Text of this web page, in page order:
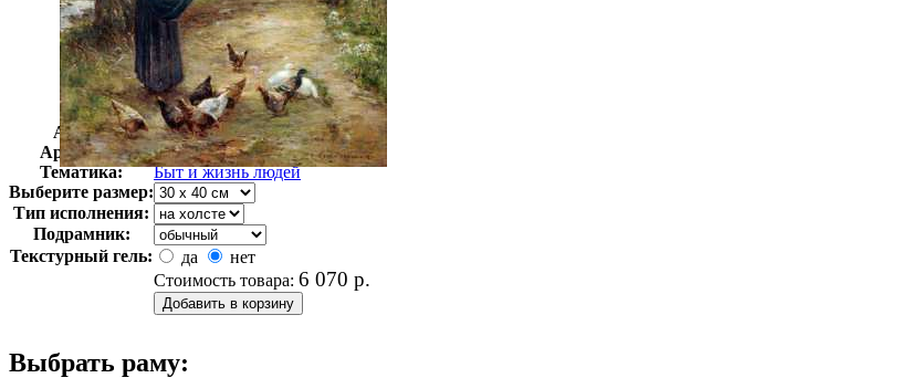
Автор:
Велборн Эрнест
Арт-стиль
Реализм
Тематика:
Быт и жизнь людей
Выберите размер:
Тип исполнения:
Подрамник:
Текстурный гель:
да
нет
Стоимость товара: 6 070 р.
Выбрать раму: